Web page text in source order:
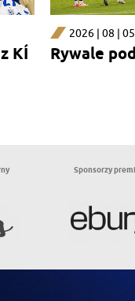
KÍ
2026 | 08 | 05
Rywale
Sponsorzy